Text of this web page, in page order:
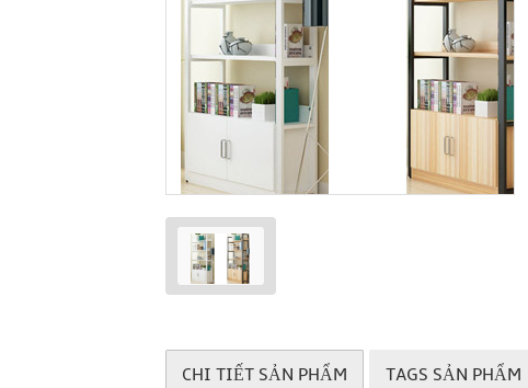
CHI TIẾT SẢN PHẨM TAGS SẢN PHẨM